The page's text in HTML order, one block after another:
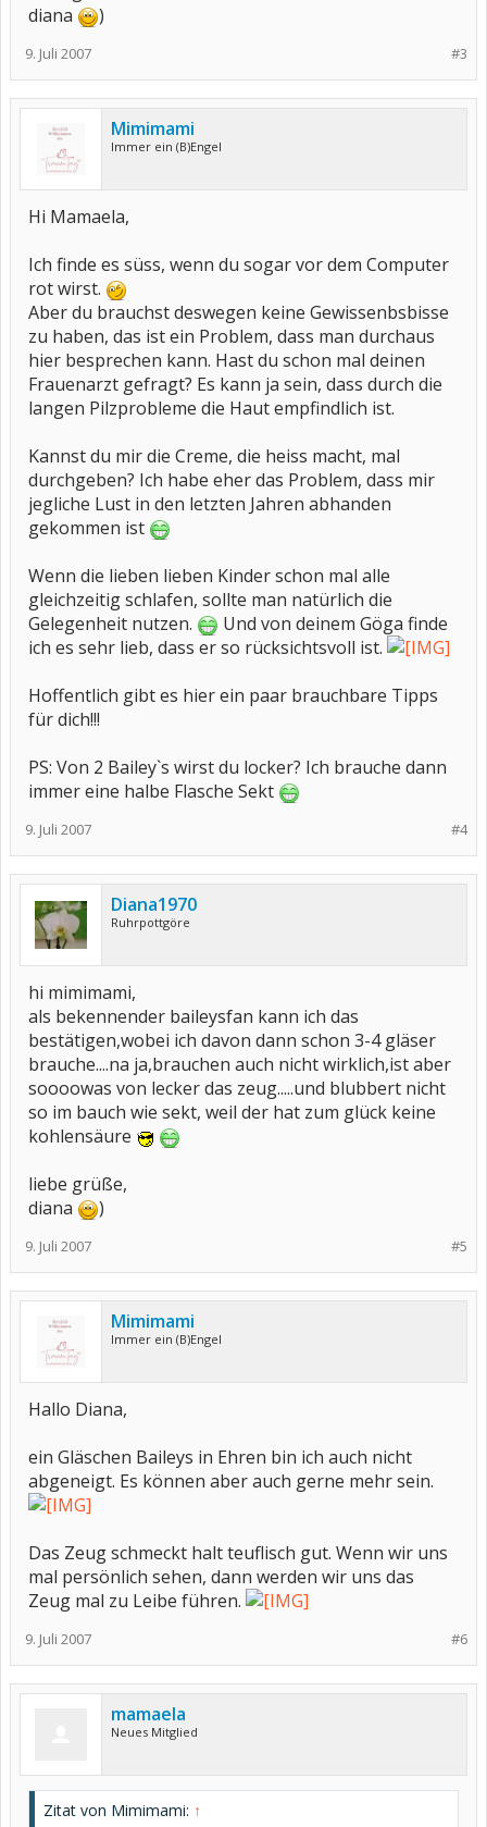
diana
)
#3
9. Juli 2007
Mimimami
Immer ein (B)Engel
Hi Mamaela,
Ich finde es süss, wenn du sogar vor dem Computer
rot wirst.
Aber du brauchst deswegen keine Gewissenbsbisse
zu haben, das ist ein Problem, dass man durchaus
hier besprechen kann. Hast du schon mal deinen
Frauenarzt gefragt? Es kann ja sein, dass durch die
langen Pilzprobleme die Haut empfindlich ist.
Kannst du mir die Creme, die heiss macht, mal
durchgeben? Ich habe eher das Problem, dass mir
jegliche Lust in den letzten Jahren abhanden
gekommen ist
Wenn die lieben lieben Kinder schon mal alle
gleichzeitig schlafen, sollte man natürlich die
Gelegenheit nutzen.
Und von deinem Göga finde
ich es sehr lieb, dass er so rücksichtsvoll ist.
Hoffentlich gibt es hier ein paar brauchbare Tipps
für dich!!!
PS: Von 2 Bailey`s wirst du locker? Ich brauche dann
immer eine halbe Flasche Sekt
#4
9. Juli 2007
Diana1970
Ruhrpottgöre
hi mimimami,
als bekennender baileysfan kann ich das
bestätigen,wobei ich davon dann schon 3-4 gläser
brauche....na ja,brauchen auch nicht wirklich,ist aber
soooowas von lecker das zeug.....und blubbert nicht
so im bauch wie sekt, weil der hat zum glück keine
kohlensäure
liebe grüße,
diana
)
#5
9. Juli 2007
Mimimami
Immer ein (B)Engel
Hallo Diana,
ein Gläschen Baileys in Ehren bin ich auch nicht
abgeneigt. Es können aber auch gerne mehr sein.
Das Zeug schmeckt halt teuflisch gut. Wenn wir uns
mal persönlich sehen, dann werden wir uns das
Zeug mal zu Leibe führen.
#6
9. Juli 2007
mamaela
Neues Mitglied
Zitat von Mimimami: ↑